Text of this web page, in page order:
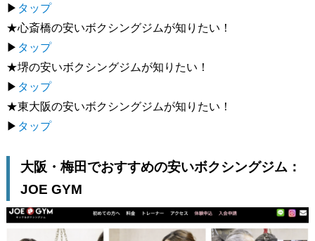
▶︎ タップ
★心斎橋の安いボクシングジムが知りたい！
▶︎ タップ
★堺の安いボクシングジムが知りたい！
▶︎ タップ
★東大阪の安いボクシングジムが知りたい！
▶︎ タップ
大阪・梅田でおすすめの安いボクシングジム：
JOE GYM